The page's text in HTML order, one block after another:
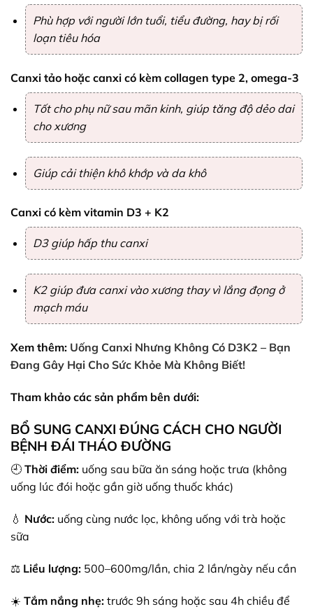
Phù hợp với người lớn tuổi, tiểu đường, hay bị rối
loạn tiêu hóa
Canxi tảo hoặc canxi có kèm collagen type 2, omega-3
Tốt cho phụ nữ sau mãn kinh, giúp tăng độ dẻo dai
cho xương
Giúp cải thiện khô khớp và da khô
Canxi có kèm vitamin D3 + K2
D3 giúp hấp thu canxi
K2 giúp đưa canxi vào xương thay vì lắng đọng ở
mạch máu
Xem thêm: Uống Canxi Nhưng Không Có D3K2 – Bạn
Đang Gây Hại Cho Sức Khỏe Mà Không Biết!
Tham khảo các sản phẩm bên dưới:
BỔ SUNG CANXI ĐÚNG CÁCH CHO NGƯỜI
BỆNH ĐÁI THÁO ĐƯỜNG
🕘 Thời điểm: uống sau bữa ăn sáng hoặc trưa (không
uống lúc đói hoặc gần giờ uống thuốc khác)
💧 Nước: uống cùng nước lọc, không uống với trà hoặc
sữa
⚖️ Liều lượng: 500–600mg/lần, chia 2 lần/ngày nếu cần
☀️ Tắm nắng nhẹ: trước 9h sáng hoặc sau 4h chiều để